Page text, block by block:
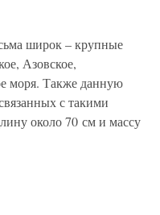
широк – крупные
Азовское,
моря. Также данную
с такими
около 70 см и массу